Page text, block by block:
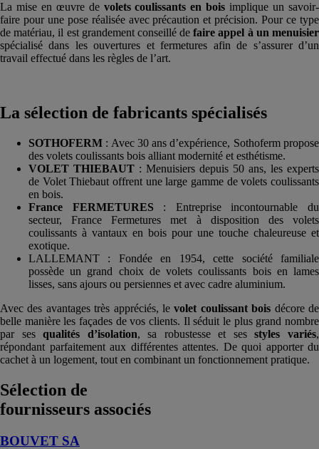
La mise en œuvre de volets coulissants en bois implique un savoir-
faire pour une pose réalisée avec précaution et précision. Pour ce type
de matériau, il est grandement conseillé defaire appel à un menuisier
spécialisé dans les ouvertures et fermetures afin de s’assurer d’un
travail effectué dans les règles de l’art.
La sélection de fabricants spécialisés
SOTHOFERM : Avec 30 ans d’expérience, Sothoferm propose
des volets coulissants bois alliant modernité et esthétisme.
VOLET THIEBAUT : Menuisiers depuis 50 ans, les experts
de Volet Thiebaut offrent une large gamme de volets coulissants
en bois.
France FERMETURES : Entreprise incontournable du
secteur, France Fermetures met à disposition des volets
coulissants à vantaux en bois pour une touche chaleureuse et
exotique.
LALLEMANT : Fondée en 1954, cette société familiale
possède un grand choix de volets coulissants bois en lames
lisses, sans ajours ou persiennes et avec cadre aluminium.
Avec des avantages très appréciés, levolet coulissant bois décore de
belle manière les façades de vos clients. Il séduit le plus grand nombre
par sesqualités d’isolation, sa robustesse et sesstyles variés,
répondant parfaitement aux différentes attentes. De quoi apporter du
cachet à un logement, tout en combinant un fonctionnement pratique.
Sélection de
fournisseurs associés
BOUVET SA